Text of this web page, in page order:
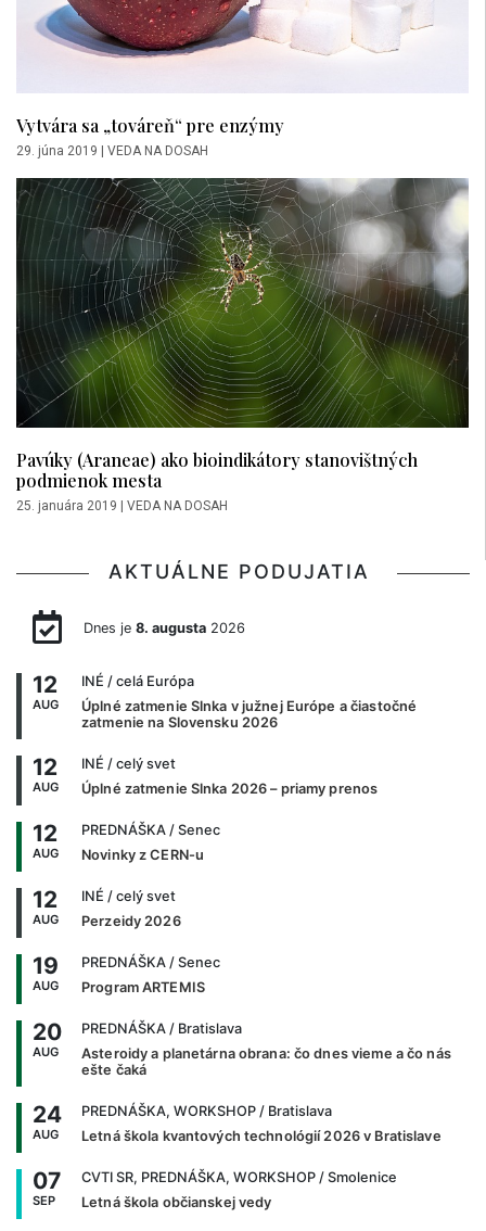
Vytvára sa „továreň“ pre enzýmy
29. júna 2019 VEDA NA DOSAH
Pavúky (Araneae) ako bioindikátory stanovištných
podmienok mesta
25. januára 2019 VEDA NA DOSAH
AKTUÁLNE PODUJATIA
Dnes je 8. augusta2026
12
AUG
INÉ / celá Európa
Úplné zatmenie Slnka v južnej Európe a čiastočné
zatmenie na Slovensku 2026
12
AUG
INÉ / celý svet
Úplné zatmenie Slnka 2026 – priamy prenos
12
AUG
PREDNÁŠKA / Senec
Novinky z CERN-u
12
AUG
INÉ / celý svet
Perzeidy 2026
19
AUG
PREDNÁŠKA / Senec
Program ARTEMIS
20
AUG
PREDNÁŠKA / Bratislava
Asteroidy a planetárna obrana: čo dnes vieme a čo nás
ešte čaká
24
AUG
PREDNÁŠKA, WORKSHOP / Bratislava
Letná škola kvantových technológií 2026 v Bratislave
07
SEP
CVTI SR, PREDNÁŠKA, WORKSHOP / Smolenice
Letná škola občianskej vedy